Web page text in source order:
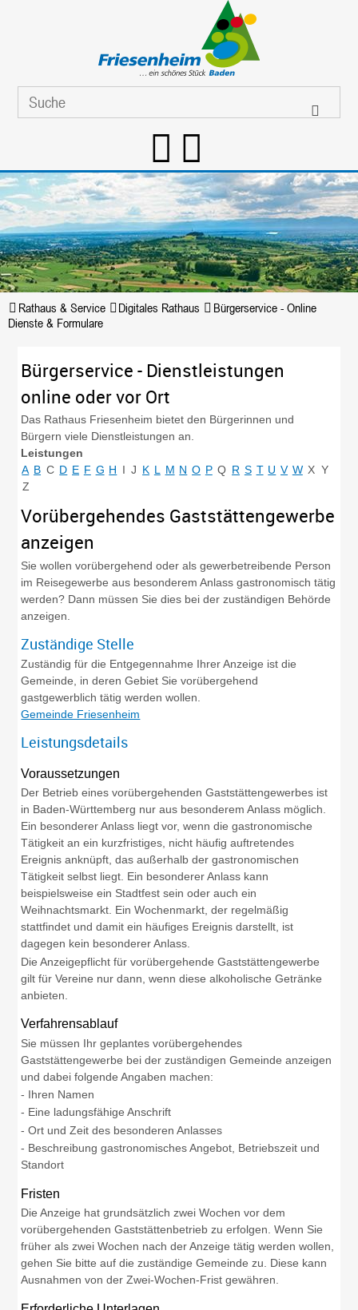
Rathaus & Service Digitales Rathaus
Bürgerservice - Online
Dienste & Formulare
Bürgerservice - Dienstleistungen
online oder vor Ort
Das Rathaus Friesenheim bietet den Bürgerinnen und
Bürgern viele Dienstleistungen an.
Leistungen
A B C D E F G H I J K L M N O P Q R S T U V W X Y
Z
Vorübergehendes Gaststättengewerbe
anzeigen
Sie wollen vorübergehend oder als gewerbetreibende Person
im Reisegewerbe aus besonderem Anlass gastronomisch tätig
werden? Dann müssen Sie dies bei der zuständigen Behörde
anzeigen.
Zuständige Stelle
Zuständig für die Entgegennahme Ihrer Anzeige ist die
Gemeinde, in derenGebiet Sie vorübergehend
gastgewerblich tätig werden wollen.
Gemeinde Friesenheim
Leistungsdetails
Voraussetzungen
Der Betrieb eines vorübergehenden Gaststättengewerbes ist
in Baden-Württemberg nur aus besonderem Anlass möglich.
Ein besonderer Anlass liegt vor, wenn die gastronomische
Tätigkeit an ein kurzfristiges, nicht häufig auftretendes
Ereignis anknüpft, das außerhalb der gastronomischen
Tätigkeit selbst liegt. Ein besonderer Anlass kann
beispielsweise ein Stadtfest sein oder auch ein
Weihnachtsmarkt. Ein Wochenmarkt, der regelmäßig
stattfindet und damit ein häufiges Ereignis darstellt, ist
dagegen kein besonderer Anlass.
Die Anzeigepflicht für vorübergehende Gaststättengewerbe
gilt für Vereine nur dann, wenn diese alkoholische Getränke
anbieten.
Verfahrensablauf
Sie müssen Ihr geplantes vorübergehendes
Gaststättengewerbe bei der zuständigen Gemeinde anzeigen
und dabei folgende Angaben machen:
- Ihren Namen
- Eine ladungsfähige Anschrift
- Ort und Zeit des besonderen Anlasses
- Beschreibung gastronomisches Angebot, Betriebszeit und
Standort
Fristen
Die Anzeige hat grundsätzlich zwei Wochen vor dem
vorübergehenden Gaststättenbetrieb zu erfolgen. Wenn Sie
früher als zwei Wochen nach der Anzeige tätig werden wollen,
gehen Sie bitte auf die zuständige Gemeinde zu. Diese kann
Ausnahmen von der Zwei-Wochen-Frist gewähren.